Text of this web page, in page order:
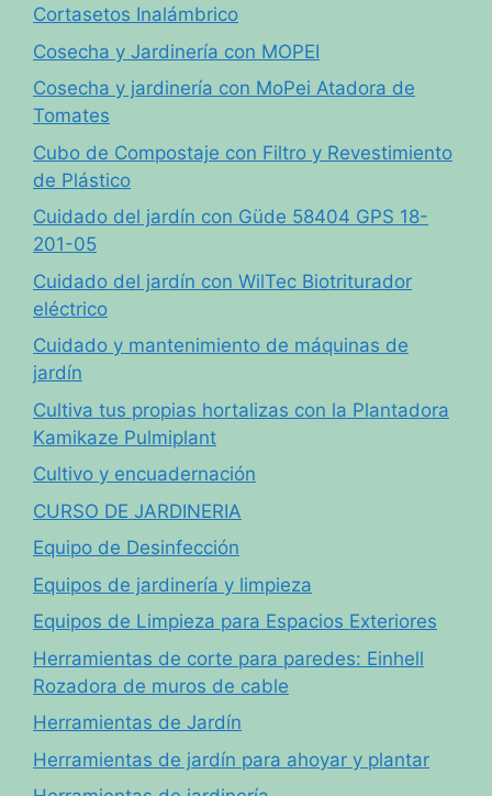
Cortasetos Inalámbrico
Cosecha y Jardinería con MOPEI
Cosecha y jardinería con MoPei Atadora de
Tomates
Cubo de Compostaje con Filtro y Revestimiento
de Plástico
Cuidado del jardín con Güde 58404 GPS 18-
201-05
Cuidado del jardín con WilTec Biotriturador
eléctrico
Cuidado y mantenimiento de máquinas de
jardín
Cultiva tus propias hortalizas con la Plantadora
Kamikaze Pulmiplant
Cultivo y encuadernación
CURSO DE JARDINERIA
Equipo de Desinfección
Equipos de jardinería y limpieza
Equipos de Limpieza para Espacios Exteriores
Herramientas de corte para paredes: Einhell
Rozadora de muros de cable
Herramientas de Jardín
Herramientas de jardín para ahoyar y plantar